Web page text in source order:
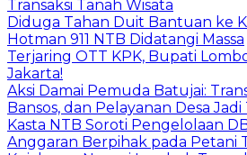
Transaksi Tanah Wisata
Diduga Tahan Duit Bantuan ke
Hotman 911 NTB Didatangi Massa
Terjaring OTT KPK, Bupati
Jakarta!
Aksi Damai Pemuda Batujai:
Bansos, dan Pelayanan Desa
Kasta NTB Soroti Pengelolaan
Anggaran Berpihak pada Petani